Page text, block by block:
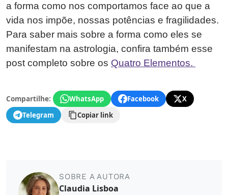
a forma como nos comportamos face ao que a
vida nos impõe, nossas potências e fragilidades.
Para saber mais sobre a forma como eles se
manifestam na astrologia, confira também esse
post completo sobre os Quatro Elementos.
Compartilhe: WhatsApp Facebook
X
Telegram
Copiar link
SOBRE A AUTORA
Claudia Lisboa